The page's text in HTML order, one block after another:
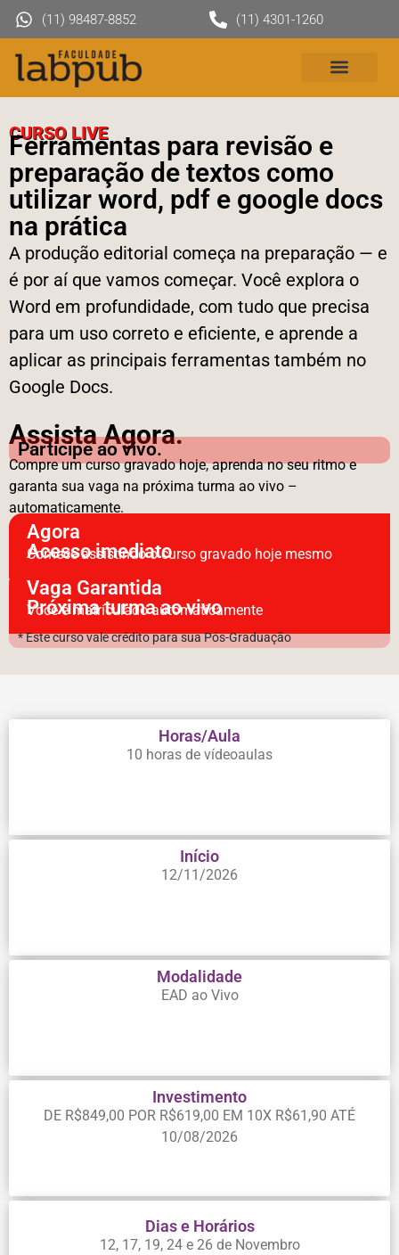
(11) 98487-8852 (11) 4301-1260
CURSO LIVE
Ferramentas para revisão e
preparação de textos como
utilizar word, pdf e google docs
na prática
A produção editorial começa na preparação — e
é por aí que vamos começar. Você explora o
Word em profundidade, com tudo que precisa
para um uso correto e eficiente, e aprende a
aplicar as principais ferramentas também no
Google Docs.
Assista Agora.
Participe ao vivo.
Compre um curso gravado hoje, aprenda no seu ritmo e
garanta sua vaga na próxima turma ao vivo –
automaticamente.
Agora
Acesso imediato
Comece assistindo o curso gravado hoje mesmo
Vaga Garantida
Próxima turma ao vivo
Você é matriculado automaticamente
* Este curso vale crédito para sua Pós-Graduação
Horas/Aula
10 horas de vídeoaulas
Início
12/11/2026
Modalidade
EAD ao Vivo
Investimento
DE R$849,00 POR R$619,00 EM 10X R$61,90 ATÉ
10/08/2026
Dias e Horários​
12, 17, 19, 24 e 26 de Novembro